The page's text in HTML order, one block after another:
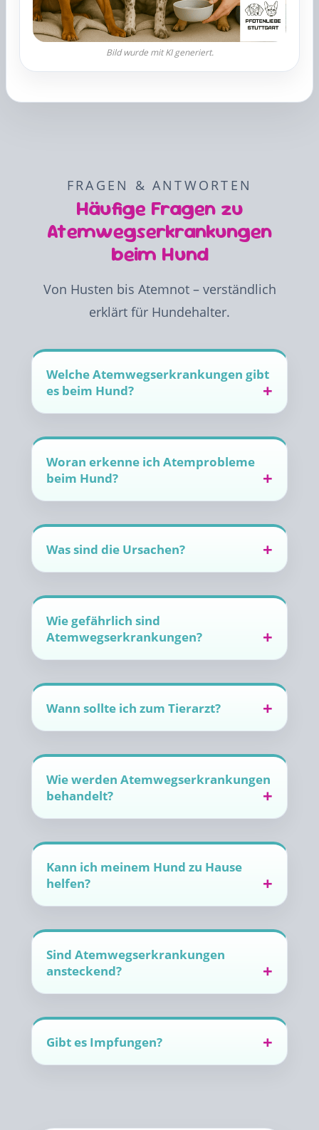
FRAGEN & ANTWORTEN
Häufige Fragen zu
Atemwegserkrankungen
beim Hund
Von Husten bis Atemnot – verständlich
erklärt für Hundehalter.
Welche Atemwegserkrankungen gibt
es beim Hund?
Woran erkenne ich Atemprobleme
beim Hund?
Was sind die Ursachen?
Wie gefährlich sind
Atemwegserkrankungen?
Wann sollte ich zum Tierarzt?
Wie werden Atemwegserkrankungen
behandelt?
Kann ich meinem Hund zu Hause
helfen?
Sind Atemwegserkrankungen
ansteckend?
Gibt es Impfungen?